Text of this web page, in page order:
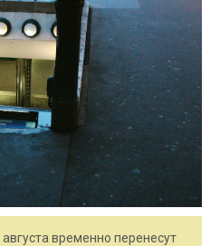
временно перенесут